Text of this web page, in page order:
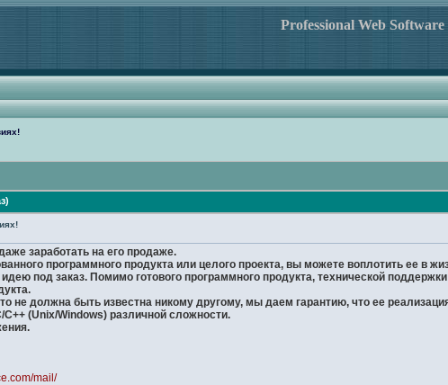
Professional Web
заработать на его продаже.
программного продукта или целого проекта, вы можете воплотить ее в
под заказ. Помимо готового программного продукта, технической
не должна быть известна никому другому, мы даем гарантию, что ее
(Unix/Windows) различной сложности.
mail/